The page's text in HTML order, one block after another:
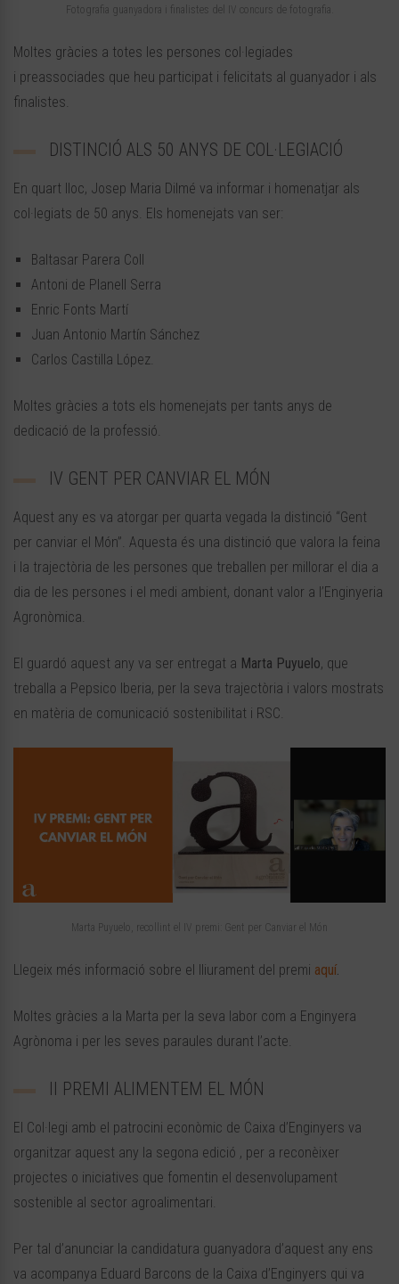
Fotografia guanyadora i finalistes del IV concurs de fotografia.
Moltes gràcies a totes les persones col·legiades
i preassociades que heu participat i felicitats al guanyador i als
finalistes.
DISTINCIÓ ALS 50 ANYS DE COL·LEGIACIÓ
En quart lloc, Josep Maria Dilmé va informar i homenatjar als
col·legiats de 50 anys. Els homenejats van ser:
Baltasar Parera Coll
Antoni de Planell Serra
Enric Fonts Martí
Juan Antonio Martín Sánchez
Carlos Castilla López.
Moltes gràcies a tots els homenejats per tants anys de
dedicació de la professió.
IV GENT PER CANVIAR EL MÓN
Aquest any es va atorgar per quarta vegada la distinció “Gent
per canviar el Món”. Aquesta és una distinció que valora la feina
i la trajectòria de les persones que treballen per millorar el dia a
dia de les persones i el medi ambient, donant valor a l’Enginyeria
Agronòmica.
El guardó aquest any va ser entregat a Marta Puyuelo, que
treballa a Pepsico Iberia, per la seva trajectòria i valors mostrats
en matèria de comunicació sostenibilitat i RSC.
Marta Puyuelo, recollint el IV premi: Gent per Canviar el Món
Llegeix més informació sobre el lliurament del premi aquí.
Moltes gràcies a la Marta per la seva labor com a Enginyera
Agrònoma i per les seves paraules durant l’acte.
II PREMI ALIMENTEM EL MÓN
El Col·legi amb el patrocini econòmic de Caixa d’Enginyers va
organitzar aquest any la segona edició , per a reconèixer
projectes o iniciatives que fomentin el desenvolupament
sostenible al sector agroalimentari.
Per tal d’anunciar la candidatura guanyadora d’aquest any ens
va acompanya Eduard Barcons de la Caixa d’Enginyers qui va